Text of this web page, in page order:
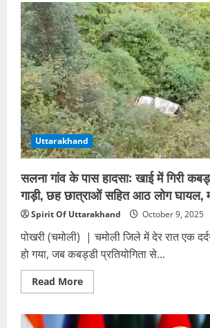
रजनीकांत
की
आस्था
का
केंद्र
—
द्वाराहाट
की
पांडवखोली
गुफा
में
एक
बार
फिर
साधना
में
लीन
Uttarakhand
सलना गांव के पास हादसा: खाई में गिरी
गाड़ी, छह छात्राओं सहित आठ लोग घायल,
Spirit Of Uttarakhand October 9, 2025
पोखरी (चमोली) | चमोली जिले में देर रात एक
हो गया, जब कबड्डी प्रतियोगिता से...
Read MoreRead
more